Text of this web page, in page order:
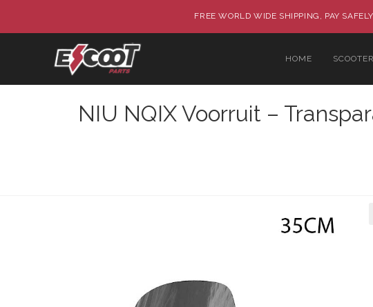
FREE WORLD WIDE SHIPPING, PAY
HOME
NIU NQIX Voorruit –